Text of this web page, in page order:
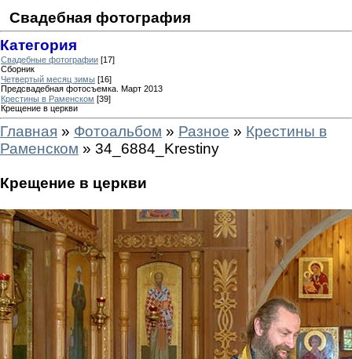
Свадебная фотография
Категория
Свадебные фотографии [17]
Сборник
Четвертый месяц зимы [16]
Предсвадебная фотосъемка. Март 2013
Крестины в Раменском [39]
Крещение в церкви
Главная » Фотоальбом » Разное » Крестины в
Раменском » 34_6884_Krestiny
Крещение в церкви